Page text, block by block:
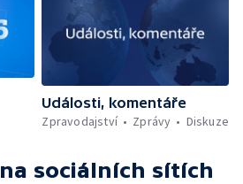
Události, komentáře
Zpravodajství
Zprávy Diskuze
na sociálních sítích